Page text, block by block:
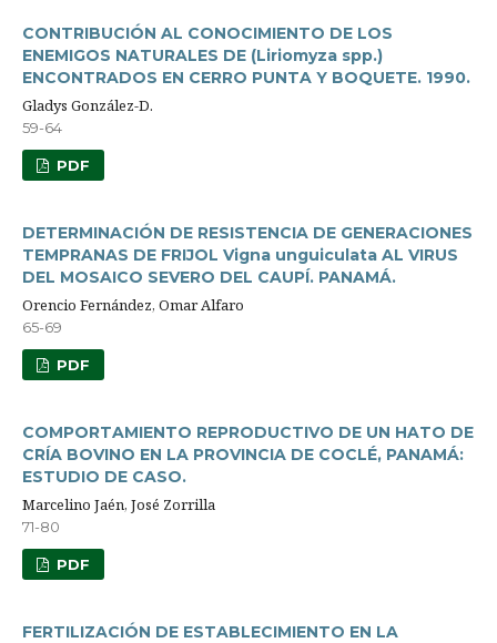
CONTRIBUCIÓN AL CONOCIMIENTO DE LOS
ENEMIGOS NATURALES DE (Liriomyza spp.)
ENCONTRADOS EN CERRO PUNTA Y BOQUETE. 1990.
Gladys González-D.
59-64
PDF
DETERMINACIÓN DE RESISTENCIA DE GENERACIONES
TEMPRANAS DE FRIJOL Vigna unguiculata AL VIRUS
DEL MOSAICO SEVERO DEL CAUPÍ. PANAMÁ.
Orencio Fernández, Omar Alfaro
65-69
PDF
COMPORTAMIENTO REPRODUCTIVO DE UN HATO DE
CRÍA BOVINO EN LA PROVINCIA DE COCLÉ, PANAMÁ:
ESTUDIO DE CASO.
Marcelino Jaén, José Zorrilla
71-80
PDF
FERTILIZACIÓN DE ESTABLECIMIENTO EN LA